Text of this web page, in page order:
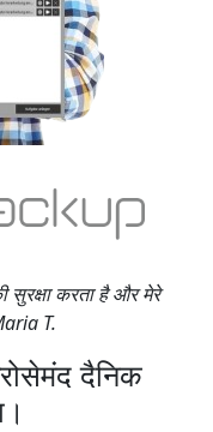
सुरक्षा करता है और मेरे
T.
दैनिक